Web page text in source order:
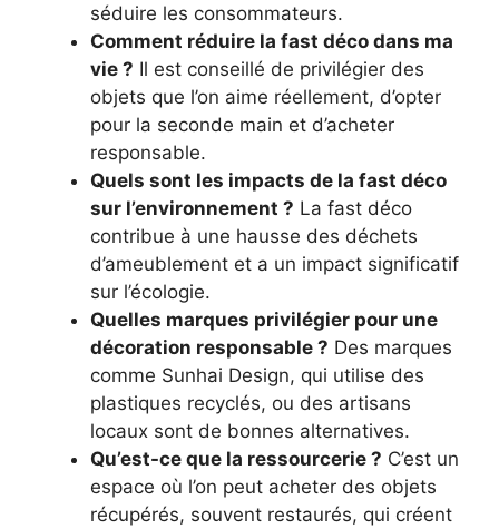
séduire les consommateurs.
Comment réduire la fast déco dans ma
vie ? Il est conseillé de privilégier des
objets que l’on aime réellement, d’opter
pour la seconde main et d’acheter
responsable.
Quels sont les impacts de la fast déco
sur l’environnement ? La fast déco
contribue à une hausse des déchets
d’ameublement et a un impact significatif
sur l’écologie.
Quelles marques privilégier pour une
décoration responsable ? Des marques
comme Sunhai Design, qui utilise des
plastiques recyclés, ou des artisans
locaux sont de bonnes alternatives.
Qu’est-ce que la ressourcerie ? C’est un
espace où l’on peut acheter des objets
récupérés, souvent restaurés, qui créent